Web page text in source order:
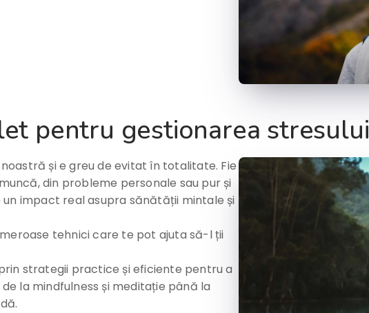
pentru gestionarea stresului
și e greu de evitat în totalitate. Fie
din probleme personale sau pur și
un impact real asupra sănătății mintale și
tehnici care te pot ajuta să-l ții
strategii practice și eficiente pentru a
la mindfulness și meditație până la